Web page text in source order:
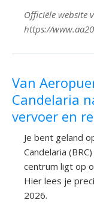
Officiële website
https://
Van
Candelaria
vervoer en
Je bent geland
Candelaria
centrum ligt op
Hier lees je
2026.